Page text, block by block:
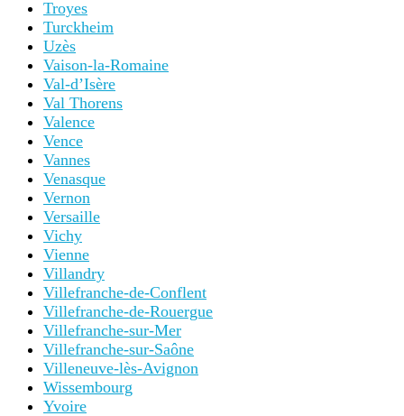
Troyes
Turckheim
Uzès
Vaison-la-Romaine
Val-d’Isère
Val Thorens
Valence
Vence
Vannes
Venasque
Vernon
Versaille
Vichy
Vienne
Villandry
Villefranche-de-Conflent
Villefranche-de-Rouergue
Villefranche-sur-Mer
Villefranche-sur-Saône
Villeneuve-lès-Avignon
Wissembourg
Yvoire